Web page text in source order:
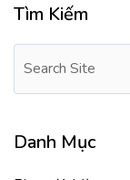
Tìm Kiếm
Danh Mục